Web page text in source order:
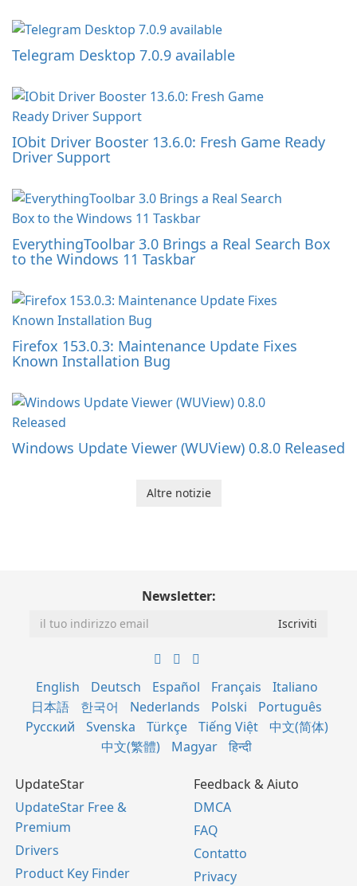
Telegram Desktop 7.0.9 available
IObit Driver Booster 13.6.0: Fresh Game Ready
Driver Support
EverythingToolbar 3.0 Brings a Real Search Box
to the Windows 11 Taskbar
Firefox 153.0.3: Maintenance Update Fixes
Known Installation Bug
Windows Update Viewer (WUView) 0.8.0 Released
Altre notizie
Newsletter:
English Deutsch Español Français
Italiano
日本語
한국어 Nederlands Polski
Português
Русский
Svenska Türkçe Tiếng Việt
中文(简体)
中文(繁體)
Magyar हिन्दी
UpdateStar
UpdateStar Free &
Premium
Drivers
Product Key Finder
Feedback & Aiuto
DMCA
FAQ
Contatto
Privacy